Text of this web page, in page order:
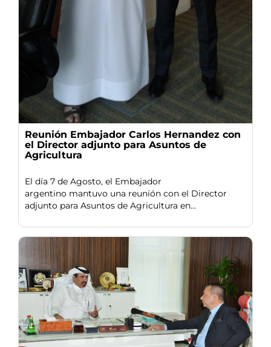
Reunión Embajador Carlos Hernandez con
el Director adjunto para Asuntos de
Agricultura
El día 7 de Agosto, el Embajador
argentino mantuvo una reunión con el Director
adjunto para Asuntos de Agricultura en...